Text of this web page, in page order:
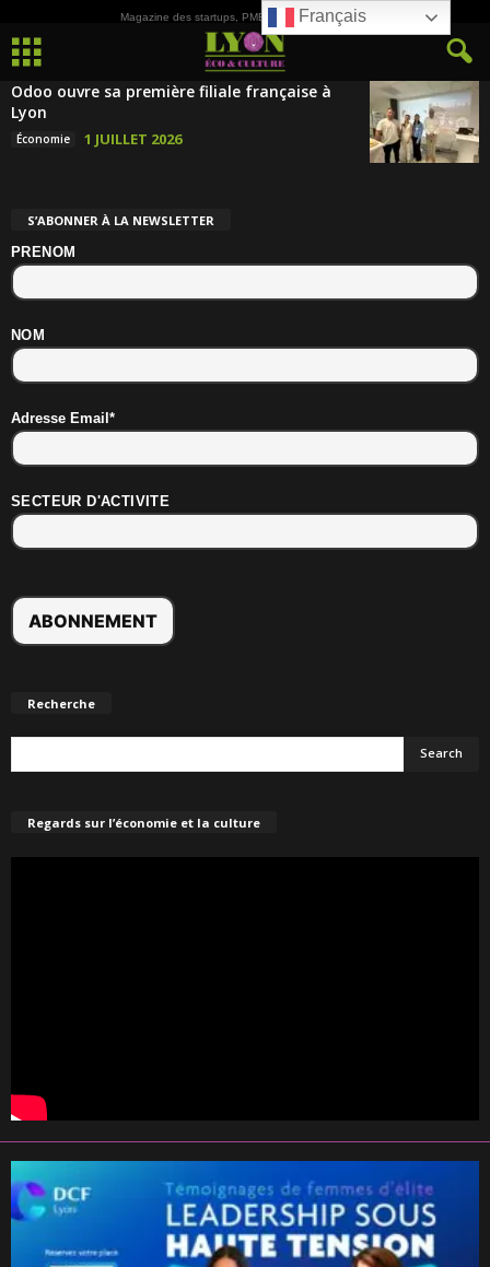
Magazine des startups, PME, ETI et de la Culture
Odoo ouvre sa première filiale française à
Lyon
Économie 1 JUILLET 2026
S’ABONNER À LA NEWSLETTER
PRENOM
NOM
Adresse Email*
SECTEUR D'ACTIVITE
Recherche
Regards sur l’économie et la culture
Français